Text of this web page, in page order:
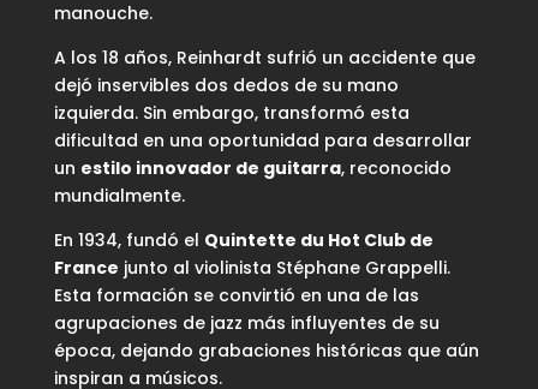
manouche.
A los 18 años, Reinhardt sufrió un accidente que
dejó inservibles dos dedos de su mano
izquierda. Sin embargo, transformó esta
dificultad en una oportunidad para desarrollar
un estilo innovador de guitarra, reconocido
mundialmente.
En 1934, fundó el Quintette du Hot Club de
France junto al violinista Stéphane Grappelli.
Esta formación se convirtió en una de las
agrupaciones de jazz más influyentes de su
época, dejando grabaciones históricas que aún
inspiran a músicos.